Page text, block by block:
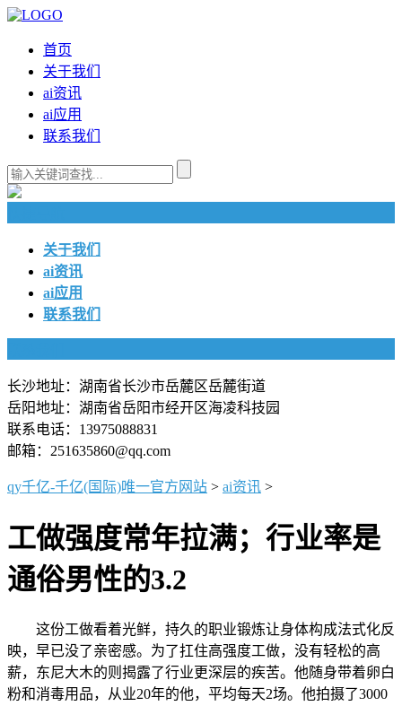
首页
关于我们
ai资讯
ai应用
联系我们
关于我们
ai资讯
ai应用
联系我们
长沙地址：湖南省长沙市岳麓区岳麓街道
岳阳地址：湖南省岳阳市经开区海凌科技园
联系电话：13975088831
邮箱：251635860@qq.com
qy千亿-千亿(国际)唯一官方网站 > ai资讯 >
工做强度常年拉满；行业率是
通俗男性的3.2
这份工做看着光鲜，持久的职业锻炼让身体构成法式化反
映，早已没了亲密感。为了扛住高强度工做，没有轻松的高
薪，东尼大木的则揭露了行业更深层的疾苦。他随身带着卵白
粉和消毒用品，从业20年的他，平均每天2场。他拍摄了3000